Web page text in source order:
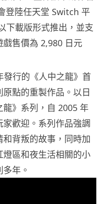
登陸任天堂 Switch 平
下載版形式推出，並支
售價為 2,980 日元
發行的《人中之龍》首
點的重製作品。以日
》系列，自 2005 年
歡迎。系列作品強調
背叛的故事，同時加
區和夜生活相關的小
年。